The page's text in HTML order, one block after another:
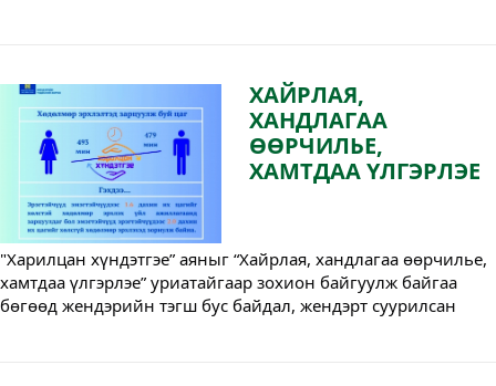
ХАЙРЛАЯ,
ХАНДЛАГАА
ӨӨРЧИЛЬЕ,
ХАМТДАА ҮЛГЭРЛЭЕ
"Харилцан хүндэтгэе” аяныг “Хайрлая, хандлагаа өөрчилье,
хамтдаа үлгэрлэе” уриатайгаар зохион байгуулж байгаа
бөгөөд жендэрийн тэгш бус байдал, жендэрт суурилсан